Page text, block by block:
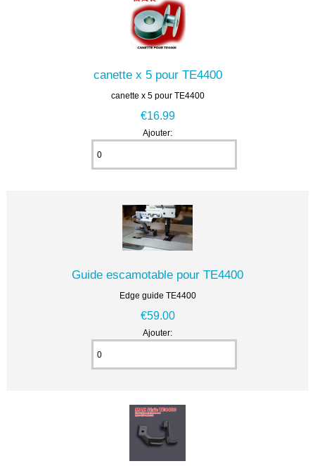
canette x 5 pour TE4400
canette x 5 pour TE4400
€16.99
Ajouter:
Guide escamotable pour TE4400
Edge guide TE4400
€59.00
Ajouter: